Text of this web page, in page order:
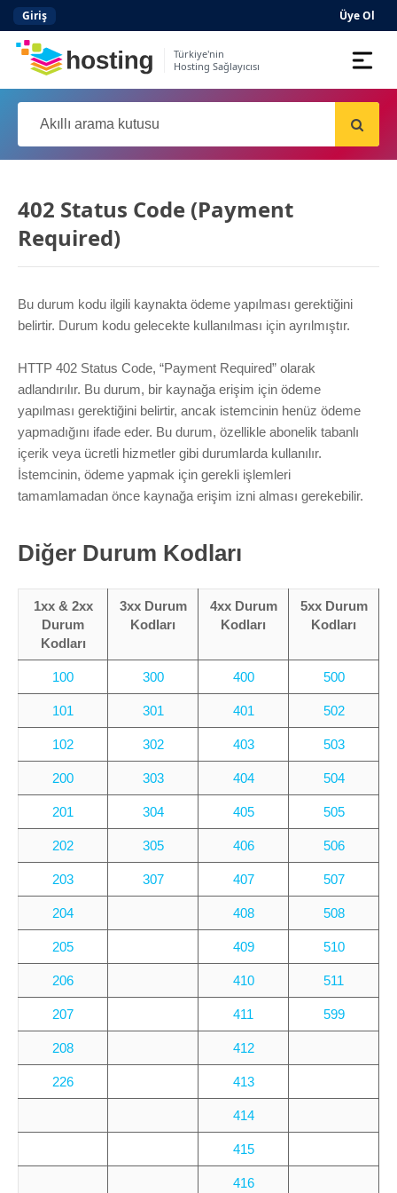
Giriş Üye Ol
Türkiye'nin
Hosting Sağlayıcısı
Domain
Hosting AI
Kurumsal E-posta
Hazır Site
Server
Marka Tescil
Yapay Zeka
Bilgi Bankası
Blog
Kurumsal
Müşteri Giriş
Yeni Kayıt
402 Status Code (Payment
Required)
Bu durum kodu ilgili kaynakta ödeme yapılması gerektiğini
belirtir. Durum kodu gelecekte kullanılması için ayrılmıştır.
HTTP 402 Status Code, “Payment Required” olarak
adlandırılır. Bu durum, bir kaynağa erişim için ödeme
yapılması gerektiğini belirtir, ancak istemcinin henüz ödeme
yapmadığını ifade eder. Bu durum, özellikle abonelik tabanlı
içerik veya ücretli hizmetler gibi durumlarda kullanılır.
İstemcinin, ödeme yapmak için gerekli işlemleri
tamamlamadan önce kaynağa erişim izni alması gerekebilir.
Diğer Durum Kodları
1xx & 2xx
Durum
Kodları
3xx Durum
Kodları
4xx Durum
Kodları
5xx Durum
Kodları
100 300 400 500
101 301 401 502
102 302 403 503
200 303 404 504
201 304 405 505
202 305 406 506
203 307 407 507
204 408 508
205 409 510
206 410 511
207 411 599
208 412
226 413
414
415
416